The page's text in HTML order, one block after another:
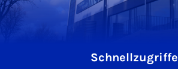
Schnellzugriffe